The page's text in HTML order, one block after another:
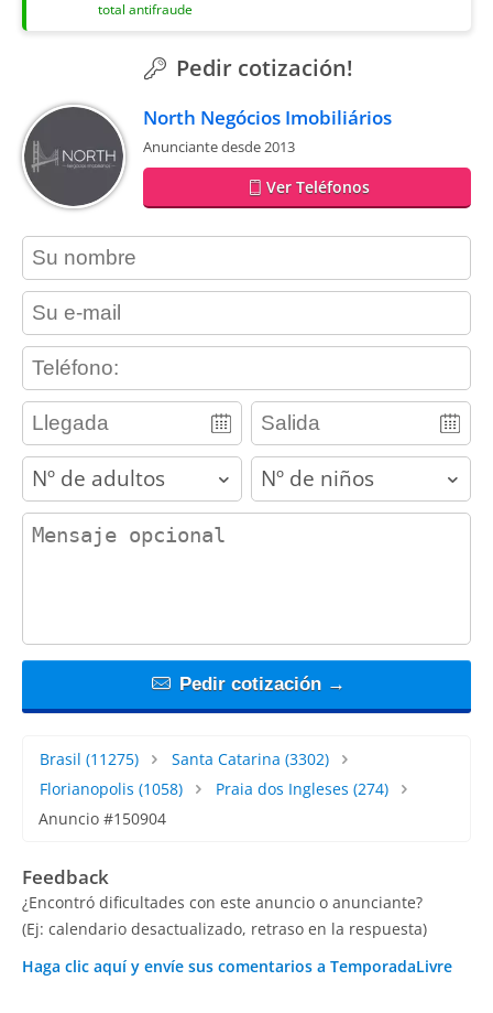
total antifraude
Pedir cotización!
North Negócios Imobiliários
Anunciante desde 2013
Ver Teléfonos
contact_name
contact_email
contact_phone
adults children
contact_message
Pedir cotización →
Brasil (11275) Santa Catarina (3302)
Florianopolis (1058) Praia dos Ingleses (274)
Anuncio #150904
Feedback
¿Encontró dificultades con este anuncio o anunciante?
(Ej: calendario desactualizado, retraso en la respuesta)
Haga clic aquí y envíe sus comentarios a TemporadaLivre